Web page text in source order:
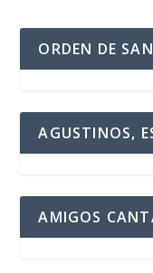
ORDEN DE
AGUSTINOS,
AMIGOS